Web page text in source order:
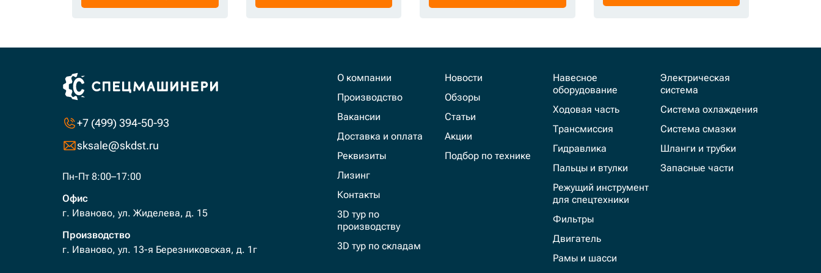
+7 (499) 394-50-93
sksale@skdst.ru
Пн-Пт 8:00–17:00
Офис
г. Иваново, ул. Жиделева, д. 15
Производство
г. Иваново, ул. 13-я Березниковская, д. 1г
О компании
Производство
Вакансии
Доставка и оплата
Реквизиты
Лизинг
Контакты
3D тур по
производству
3D тур по складам
Новости
Обзоры
Статьи
Акции
Подбор по технике
Навесное
оборудование
Ходовая часть
Трансмиссия
Гидравлика
Пальцы и втулки
Режущий инструмент
для спецтехники
Фильтры
Двигатель
Рамы и шасси
Электрическая
система
Система охлаждения
Система смазки
Шланги и трубки
Запасные части